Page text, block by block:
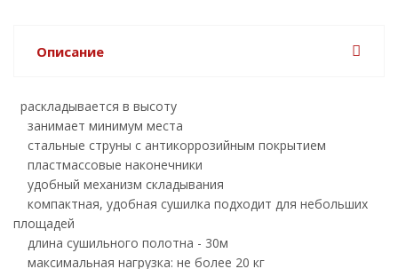
Описание
раскладывается в высоту
занимает минимум места
стальные струны с антикоррозийным покрытием
пластмассовые наконечники
удобный механизм складывания
компактная, удобная сушилка подходит для небольших
площадей
длина сушильного полотна - 30м
максимальная нагрузка: не более 20 кг